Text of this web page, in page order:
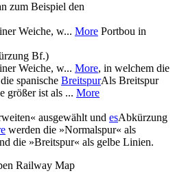
zum Beispiel den
Weiche, w... More Portbou in
Bf.)
Weiche, w... More, in welchem die
spanische BreitspurAls Breitspur
größer ist als ... More
ausgewählt und esAbkürzung
werden die »Normalspur« als
die »Breitspur« als gelbe Linien.